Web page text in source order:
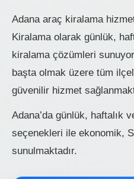
Adana araç kiralama
Kiralama olarak günlük,
kiralama çözümleri
başta olmak üzere tüm
güvenilir hizmet
Adana’da günlük, haftalık
seçenekleri ile ekonomik,
sunulmaktadır.